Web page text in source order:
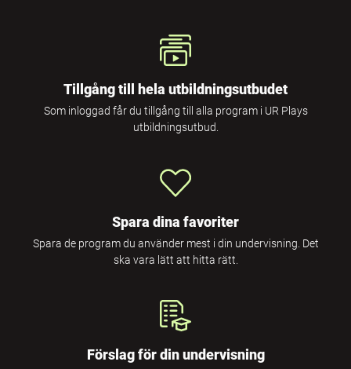
Tillgång till hela utbildningsutbudet
Som inloggad får du tillgång till alla program i UR Plays
utbildningsutbud.
Spara dina favoriter
Spara de program du använder mest i din undervisning. Det
ska vara lätt att hitta rätt.
Förslag för din undervisning